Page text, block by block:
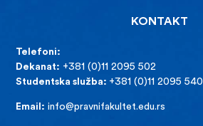
KONTAKT
Telefoni:
Dekanat: +381 (0)11 2095 502
Studentska služba: +381 (0)11 2095 540
Email: info@pravnifakultet.edu.rs